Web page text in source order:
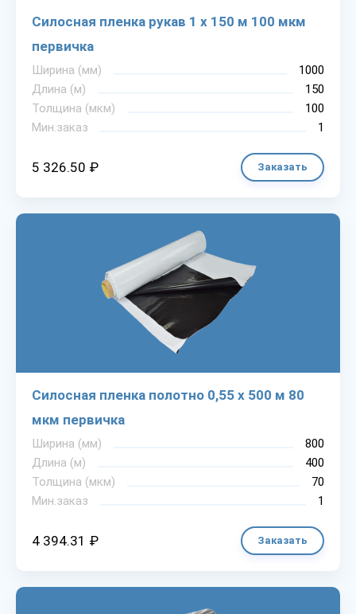
Силосная пленка рукав 1 х 150 м 100 мкм
первичка
Ширина (мм)
1000
Длина (м)
150
Толщина (мкм)
100
Мин.заказ
1
5 326.50 ₽ Заказать
Силосная пленка полотно 0,55 х 500 м 80
мкм первичка
Ширина (мм)
800
Длина (м)
400
Толщина (мкм)
70
Мин.заказ
1
4 394.31 ₽ Заказать